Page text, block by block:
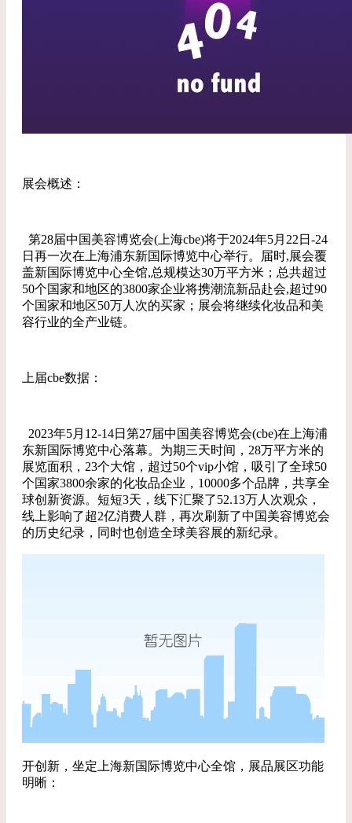
展会概述：
第28届中国美容博览会(上海cbe)将于2024年5月22日-24
日再一次在上海浦东新国际博览中心举行。届时,展会覆
盖新国际博览中心全馆,总规模达30万平方米；总共超过
50个国家和地区的3800家企业将携潮流新品赴会,超过90
个国家和地区50万人次的买家；展会将继续化妆品和美
容行业的全产业链。
上届cbe数据：
2023年5月12-14日第27届中国美容博览会(cbe)在上海浦
东新国际博览中心落幕。为期三天时间，28万平方米的
展览面积，23个大馆，超过50个vip小馆，吸引了全球50
个国家3800余家的化妆品企业，10000多个品牌，共享全
球创新资源。短短3天，线下汇聚了52.13万人次观众，
线上影响了超2亿消费人群，再次刷新了中国美容博览会
的历史纪录，同时也创造全球美容展的新纪录。
开创新，坐定上海新国际博览中心全馆，展品展区功能
明晰：